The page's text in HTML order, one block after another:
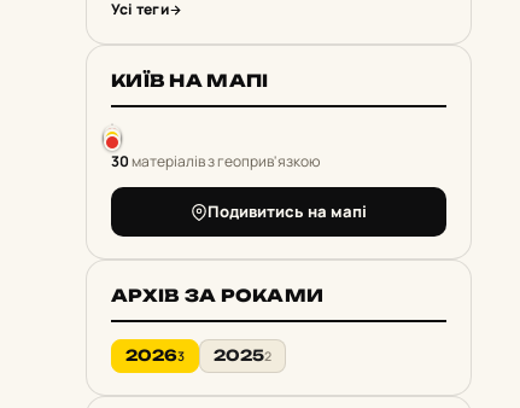
Усі теги
КИЇВ НА МАПІ
30матеріалів з геоприв'язкою
Подивитись на мапі
АРХІВ ЗА РОКАМИ
20263 20252